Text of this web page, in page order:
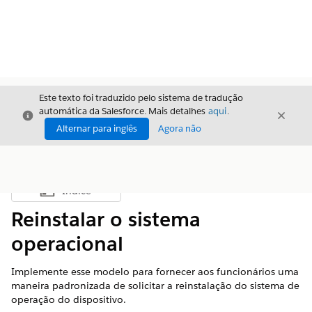
Fechar
Este texto foi traduzido pelo sistema de tradução
automática da Salesforce. Mais detalhes aqui.
Alternar para inglês
Agora não
Fechar
Mostrar índice
Índice
Reinstalar o sistema
operacional
Implemente esse modelo para fornecer aos funcionários uma
maneira padronizada de solicitar a reinstalação do sistema de
operação do dispositivo.